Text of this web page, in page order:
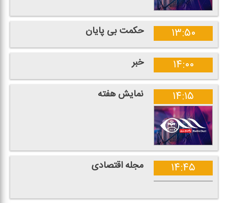
۱۳:۵۰ حكمت بی پایان
۱۴:۰۰ خبر
۱۴:۱۵ نمایش هفته
۱۴:۴۵ مجله اقتصادی